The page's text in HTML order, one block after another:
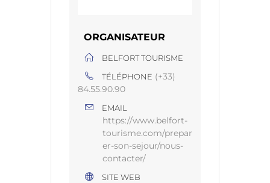
ORGANISATEUR
BELFORT TOURISME
TÉLÉPHONE (+33)
84.55.90.90
EMAIL
https://www.belfort-
tourisme.com/prepar
er-son-sejour/nous-
contacter/
SITE WEB